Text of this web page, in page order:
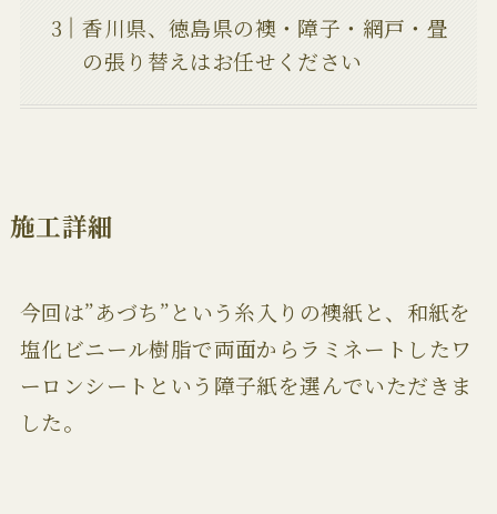
香川県、徳島県の襖・障子・網戸・畳
の張り替えはお任せください
施工詳細
今回は”あづち”という糸入りの襖紙と、和紙を
塩化ビニール樹脂で両面からラミネートしたワ
ーロンシートという障子紙を選んでいただきま
した。